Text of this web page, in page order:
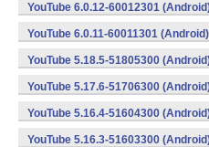
YouTube 6.0.12-60012301
YouTube 6.0.11-60011301 (Android)
YouTube 5.18.5-51805300
YouTube 5.17.6-51706300
YouTube 5.16.4-51604300
YouTube 5.16.3-51603300